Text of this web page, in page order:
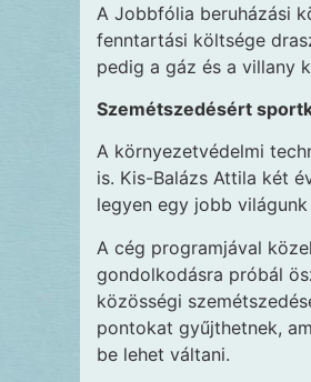
A Jobbfólia beruházási
fenntartási költsége
pedig a gáz és a villany
Szemétszedésért
A környezetvédelmi
is. Kis-Balázs Attila két
legyen egy jobb
A cég programjával
gondolkodásra próbál
közösségi
pontokat gyűjthetnek,
be lehet váltani.